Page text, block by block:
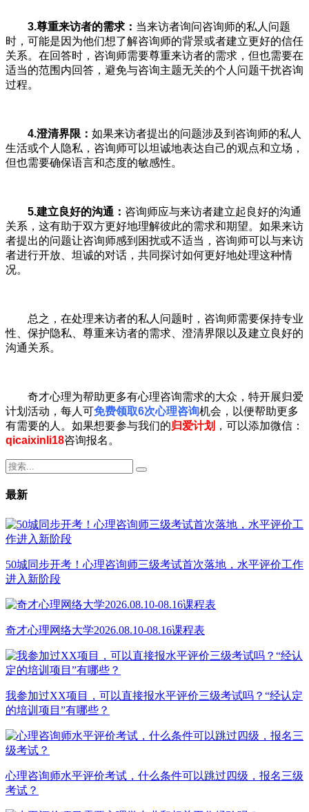
3.尊重来访者的需求： 当来访者询问咨询师的私人问题
时，可能是因为他们想了解咨询师的背景或者建立更好的信任
关系。在回答时，咨询师需要尊重来访者的需求，但也需要在
适当的范围内回答，避免与咨询主题无关的个人问题干扰咨询
过程。
4.澄清界限： 如果来访者提出的问题涉及到咨询师的私人
生活或个人隐私，咨询师可以坦诚地表达自己的观点和立场，
但也需要确保语言和态度的敏感性。
5.建立良好的沟通： 咨询师应与来访者建立起良好的沟通
关系，这有助于双方更好地理解彼此的需求和期望。如果来访
者提出的问题让咨询师感到困扰或不适当，咨询师可以与来访
者进行开放、坦诚的对话，共同探讨如何更好地处理这种情
况。
总之，在处理来访者的私人问题时，咨询师需要保持专业
性、保护隐私、尊重来访者的需求、澄清界限以及建立良好的
沟通关系。
奇才心理为帮助更多有心理咨询需求的大众，特开展归爱
计划活动，每人可免费领取6次心理咨询机会，以便帮助更多
有需要的人。如果想要参与我们的归爱计划 ，可以添加微信：
qicaixinli18咨询报名。
最新
50城同步开考！心理咨询师三级考试首次落地，水平评价工作
进入新阶段
奇才心理网络大学2026.08.10-08.16课程表
我参加过XX项目，可以直接报水平评价三级考试吗？“经认定
的培训项目”有哪些？
心理咨询师水平评价考试，什么条件可以跳过四级，报名三级
考试？